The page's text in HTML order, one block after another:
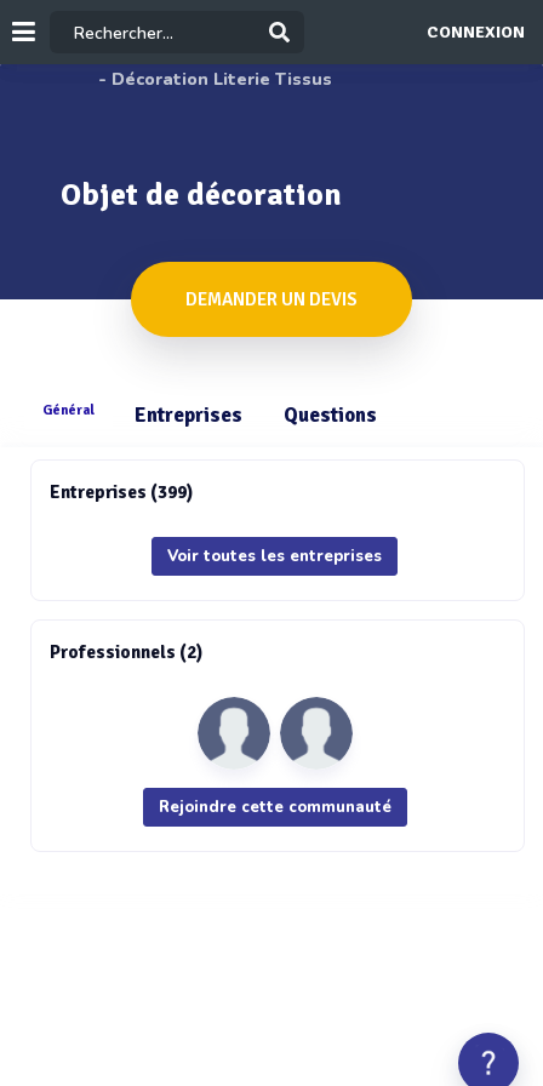
CONNEXION
- Décoration Literie Tissus
Objet de décoration
DEMANDER UN DEVIS
Général Entreprises Questions
Entreprises (399)
Voir toutes les entreprises
Professionnels (2)
Rejoindre cette communauté